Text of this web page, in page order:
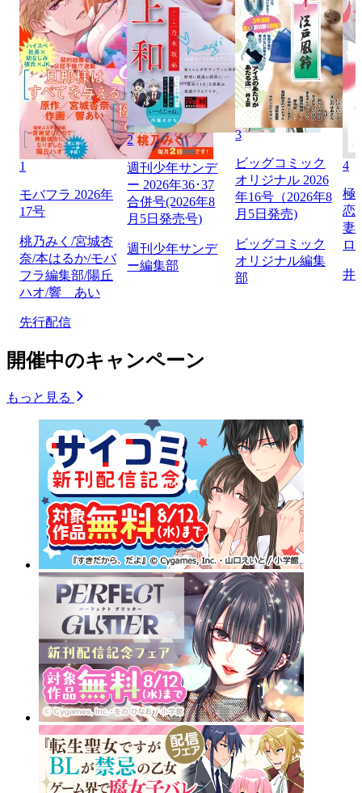
1
モバフラ 2026年
17号
桃乃みく/宮城杏
奈/本はるか/モバ
フラ編集部/陽丘
ハオ/響 あい
先行配信
2
週刊少年サンデ
ー 2026年36･37
合併号(2026年8
月5日発売号)
週刊少年サンデ
ー編集部
3
ビッグコミック
オリジナル 2026
年16号（2026年8
月5日発売)
ビッグコミック
オリジナル編集
部
4
極
恋
妻
ロ
井
開催中のキャンペーン
もっと見る